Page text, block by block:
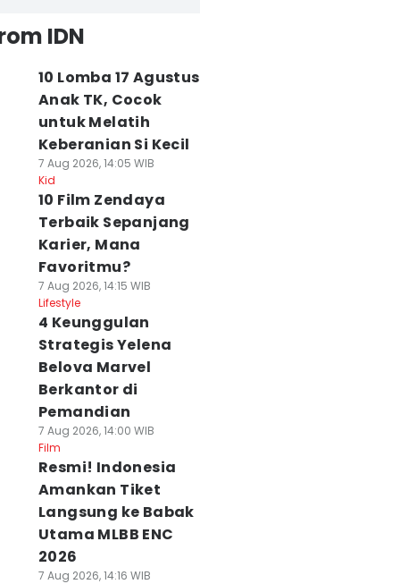
IDN
10 Lomba 17 Agustus
Anak TK, Cocok
untuk Melatih
Keberanian Si Kecil
7 Aug 2026, 14:05 WIB
Kid
10 Film Zendaya
Terbaik Sepanjang
Karier, Mana
Favoritmu?
7 Aug 2026, 14:15 WIB
Lifestyle
4 Keunggulan
Strategis Yelena
Belova Marvel
Berkantor di
Pemandian
7 Aug 2026, 14:00 WIB
Film
Resmi! Indonesia
Amankan Tiket
Langsung ke Babak
Utama MLBB ENC
2026
7 Aug 2026, 14:16 WIB